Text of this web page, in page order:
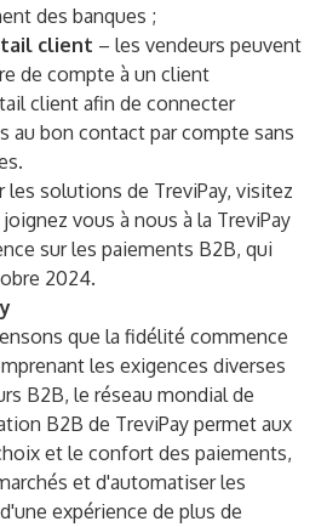
des banques ;
client – les vendeurs peuvent
de compte à un client
client afin de connecter
au bon contact par compte sans
les solutions de TreviPay, visitez
joignez vous à nous à la TreviPay
sur les paiements B2B, qui
2024.
que la fidélité commence
les exigences diverses
B2B, le réseau mondial de
B2B de TreviPay permet aux
et le confort des paiements,
et d'automatiser les
expérience de plus de